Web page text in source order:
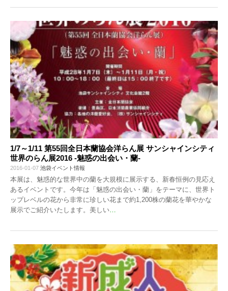
1/7～1/11 第55回全日本蘭協会洋らん展 サンシャインシティ
世界のらん展2016 -魅惑の出会い・蘭-
2016-01-07 池袋イベント情報
本展は、魅惑的な世界中の蘭を大規模に展示する、新春恒例の見応え
あるイベントです。今年は「魅惑の出会い・蘭」をテーマに、世界ト
ップレベルの花から非常に珍しい花まで約1,200株の蘭花を華やかな
展示でご紹介いたします。美しい